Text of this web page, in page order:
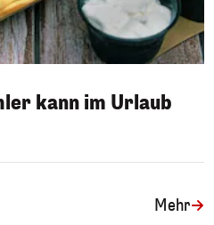
kann im Urlaub
Mehr